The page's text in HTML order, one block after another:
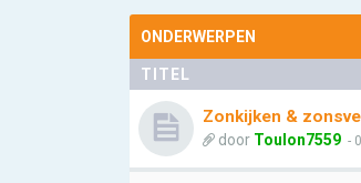
ONDERWERPEN
TITEL
Zonkijken &
door Toulon7559 -